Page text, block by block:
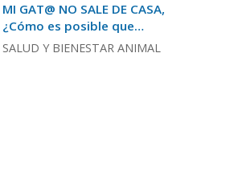
MI GAT@ NO SALE DE CASA,
¿Cómo es posible que
tenga parásitos?
SALUD Y BIENESTAR ANIMAL